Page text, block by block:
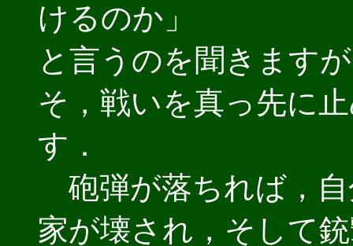
けるのか」
と言うのを聞きます
そ，戦いを真っ先に
す．
砲弾が落ちれば，
家が壊され，そして